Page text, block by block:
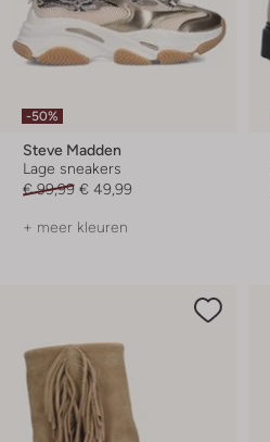
-50%
Steve Madden
Lage sneakers
€ 99,99 € 49,99
+ meer kleuren